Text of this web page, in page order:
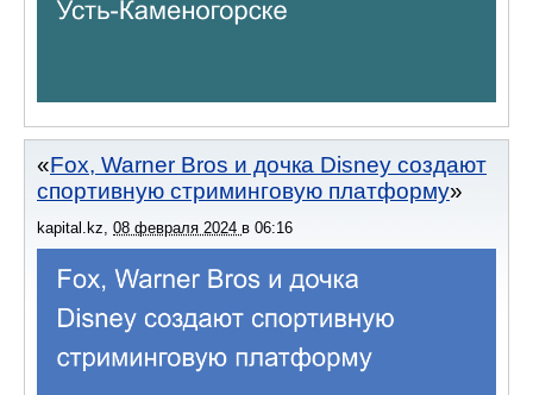
Fox, Warner Bros и дочка Disney создают
спортивную стриминговую платформу
kapital.kz 08 февраля 2024 в 06:16